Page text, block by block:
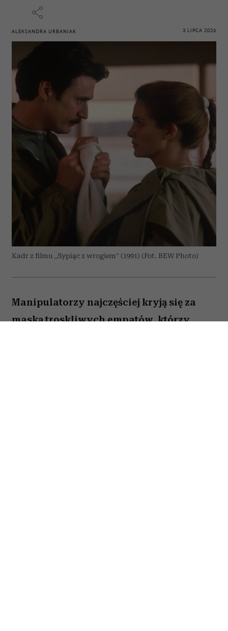
ALEKSANDRA URBANIAK 3 LIPCA 2026
Kadr z filmu „Sypiąc z wrogiem” (1991) (Fot. BEW Photo)
Manipulatorzy najczęściej kryją się za
maską troskliwych empatów, którzy